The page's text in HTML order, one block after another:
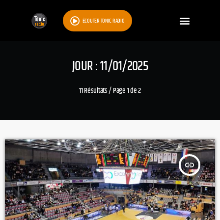
ÉCOUTER TONIC RADIO
JOUR : 11/01/2025
11 Résultats / Page 1 de 2
insert_link